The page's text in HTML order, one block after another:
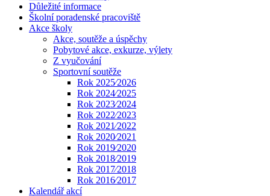
Důležité informace
Školní poradenské pracoviště
Akce školy
Akce, soutěže a úspěchy
Pobytové akce, exkurze, výlety
Z vyučování
Sportovní soutěže
Rok 2025⁄2026
Rok 2024⁄2025
Rok 2023⁄2024
Rok 2022⁄2023
Rok 2021⁄2022
Rok 2020⁄2021
Rok 2019⁄2020
Rok 2018⁄2019
Rok 2017⁄2018
Rok 2016⁄2017
Kalendář akcí